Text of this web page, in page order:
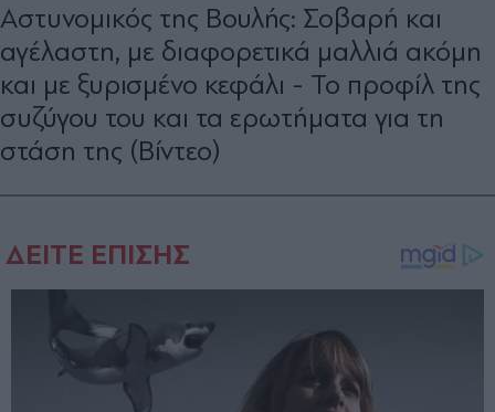
Αστυνομικός της Βουλής: Σοβαρή και
αγέλαστη, με διαφορετικά μαλλιά ακόμη
και με ξυρισμένο κεφάλι - Το προφίλ της
συζύγου του και τα ερωτήματα για τη
στάση της (Βίντεο)